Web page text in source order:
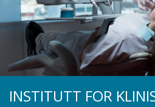
INSTITUTT FOR